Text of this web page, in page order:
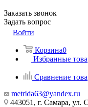
Заказать звонок
Задать вопрос
Войти
Корзина0
Избранные
Сравнение
metrida63@yandex.ru
443051, г. Самара,